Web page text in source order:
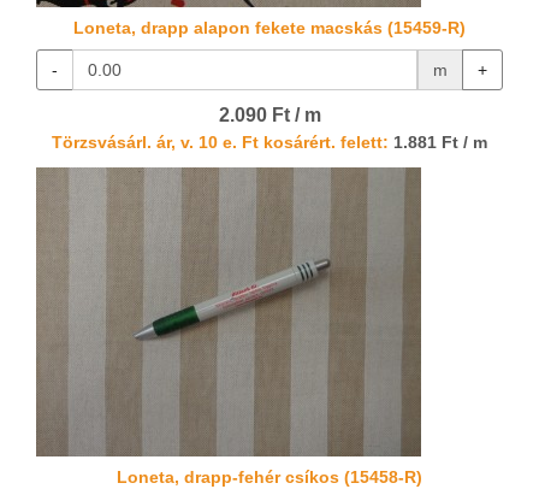
Loneta, drapp alapon fekete macskás (15459-R)
- m +
2.090 Ft / m
Törzsvásárl. ár, v. 10 e. Ft kosárért. felett: 1.881 Ft / m
Loneta, drapp-fehér csíkos (15458-R)